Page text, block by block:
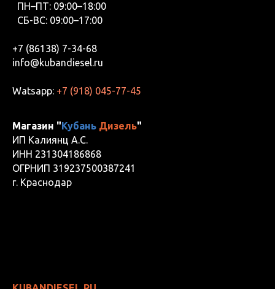
ПН–ПТ: 09:00–18:00
СБ-ВС: 09:00–17:00
+7 (86138) 7-34-68
info@kubandiesel.ru
Watsapp: +7 (918) 045-77-45
Магазин "Кубань Дизель"
ИП Калиянц А.С.
ИНН 231304186868
ОГРНИП 319237500387241
г. Краснодар